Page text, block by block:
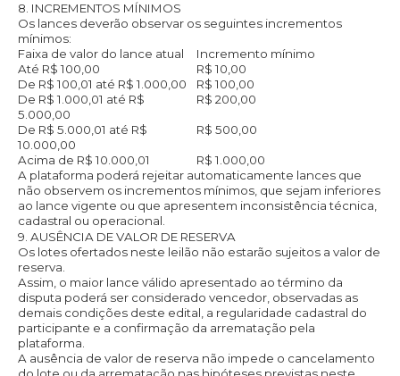
8. INCREMENTOS MÍNIMOS
Os lances deverão observar os seguintes incrementos
mínimos:
Faixa de valor do lance atual
Incremento mínimo
Até R$ 100,00
R$ 10,00
De R$ 100,01 até R$ 1.000,00
R$ 100,00
De R$ 1.000,01 até R$
5.000,00
R$ 200,00
De R$ 5.000,01 até R$
10.000,00
R$ 500,00
Acima de R$ 10.000,01
R$ 1.000,00
A plataforma poderá rejeitar automaticamente lances que
não observem os incrementos mínimos, que sejam inferiores
ao lance vigente ou que apresentem inconsistência técnica,
cadastral ou operacional.
9. AUSÊNCIA DE VALOR DE RESERVA
Os lotes ofertados neste leilão não estarão sujeitos a valor de
reserva.
Assim, o maior lance válido apresentado ao término da
disputa poderá ser considerado vencedor, observadas as
demais condições deste edital, a regularidade cadastral do
participante e a confirmação da arrematação pela
plataforma.
A ausência de valor de reserva não impede o cancelamento